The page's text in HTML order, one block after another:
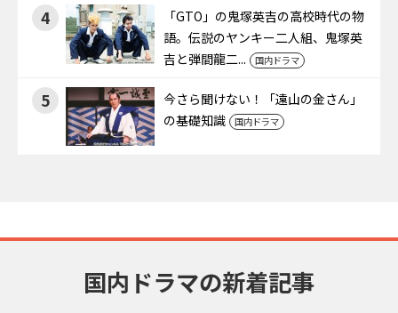
4
「GTO」の鬼塚英吉の高校時代の物
語。伝説のヤンキー二人組、鬼塚英
吉と弾間龍二...
国内ドラマ
5
今さら聞けない！「遠山の金さん」
の基礎知識
国内ドラマ
国内ドラマの新着記事